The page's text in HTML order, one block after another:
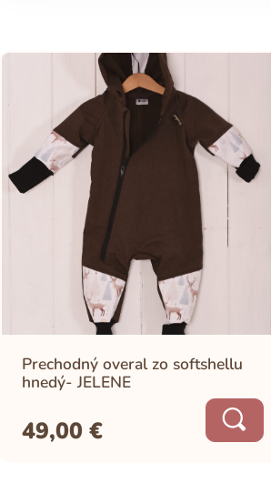
Prechodný overal zo softshellu
hnedý- JELENE
49,00 €